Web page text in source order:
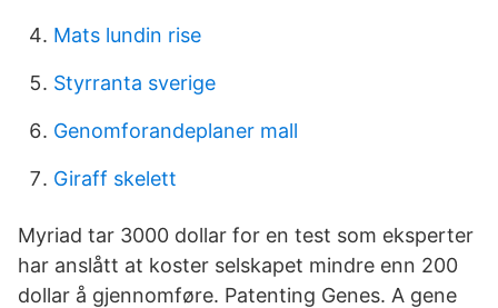
Mats lundin rise
Styrranta sverige
Genomforandeplaner mall
Giraff skelett
Myriad tar 3000 dollar for en test som eksperter
har anslått at koster selskapet mindre enn 200
dollar å gjennomføre. Patenting Genes. A gene